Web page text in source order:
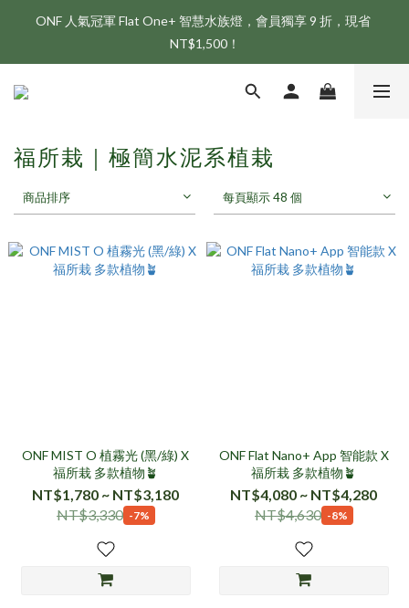
新會員享首購折 $100 優惠，立即點我註冊！！
ONF 人氣冠軍 Flat One+ 智慧水族燈，會員獨享 9 折，現省
NT$1,500！
新會員享首購折 $100 優惠，立即點我註冊！！
福所栽｜極簡水泥系植栽
商品排序 每頁顯示 48 個
ONF MIST O 植霧光 (黑/綠) X
福所栽 多款植物🪴
NT$1,780 ~ NT$3,180
NT$3,330 -7%
ONF Flat Nano+ App 智能款 X
福所栽 多款植物🪴
NT$4,080 ~ NT$4,280
NT$4,630 -8%